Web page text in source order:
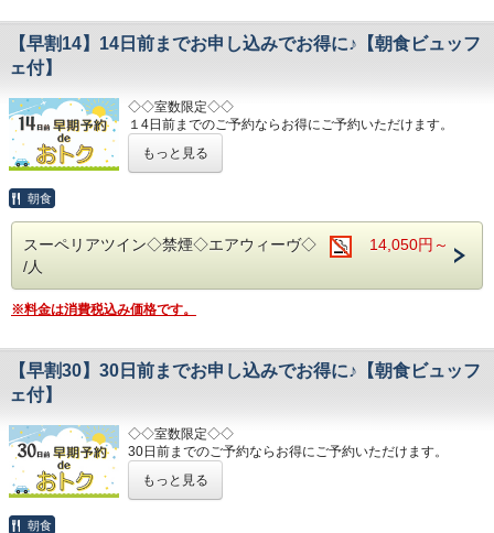
■ご朝食
おります。
■交通アクセス■３つの主要駅と地下鉄が全て隣接！！
名古屋市営地下鉄：東山線・桜通線まで徒歩３分
名鉄バスセンター：当ホテルの建物３・４階より高速バスが
■みんなでお出かけ♪観光スポットのご案内■
名古屋港水族館：子供も大人も楽しめる大迫力のイルカパフ
ォーマンス◎
【早割14】14日前までお申し込みでお得に♪【朝食ビュッフ
ェ付】
◇◇室数限定◇◇
１4日前までのご予約ならお得にご予約いただけます。
☆先のご予定がお決まりのお客様には断然オトク☆
会が多い場所を
える事が可能です。
清掃時は常に換気をして新鮮な空気に入れ替えておりま
～ ビジネス・旅行に最高のロケーション ～
～ ご朝食 ～
もっと見る
朝食
スーペリアツイン◇禁煙◇エアウィーヴ◇
14,050円～
/人
※料金は消費税込み価格です。
【早割30】30日前までお申し込みでお得に♪【朝食ビュッフ
ェ付】
◇◇室数限定◇◇
30日前までのご予約ならお得にご予約いただけます。
☆先のご予定がお決まりのお客様には断然オトク☆
もっと見る
朝食